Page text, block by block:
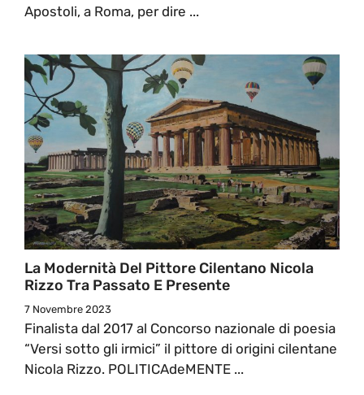
Apostoli, a Roma, per dire ...
La Modernità Del Pittore Cilentano Nicola
Rizzo Tra Passato E Presente
7 Novembre 2023
Finalista dal 2017 al Concorso nazionale di poesia
“Versi sotto gli irmici” il pittore di origini cilentane
Nicola Rizzo. POLITICAdeMENTE ...